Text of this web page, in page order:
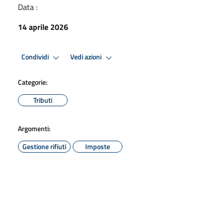
Data :
14 aprile 2026
Condividi Vedi azioni
Categorie:
Tributi
Argomenti:
Gestione rifiuti
Imposte